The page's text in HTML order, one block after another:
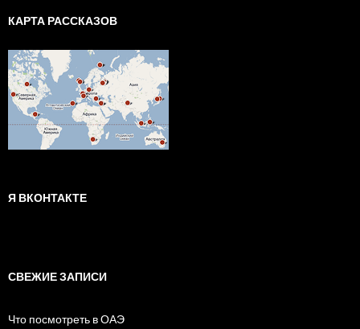
КАРТА РАССКАЗОВ
Я ВКОНТАКТЕ
СВЕЖИЕ ЗАПИСИ
Что посмотреть в ОАЭ